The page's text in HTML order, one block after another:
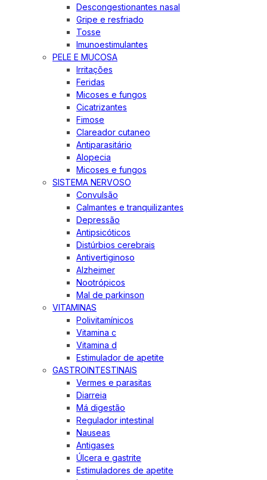
Descongestionantes nasal
Gripe e resfriado
Tosse
Imunoestimulantes
PELE E MUCOSA
Irritações
Feridas
Micoses e fungos
Cicatrizantes
Fimose
Clareador cutaneo
Antiparasitário
Alopecia
Micoses e fungos
SISTEMA NERVOSO
Convulsão
Calmantes e tranquilizantes
Depressão
Antipsicóticos
Distúrbios cerebrais
Antivertiginoso
Alzheimer
Nootrópicos
Mal de parkinson
VITAMINAS
Polivitamínicos
Vitamina c
Vitamina d
Estimulador de apetite
GASTROINTESTINAIS
Vermes e parasitas
Diarreia
Má digestão
Regulador intestinal
Nauseas
Antigases
Úlcera e gastrite
Estimuladores de apetite